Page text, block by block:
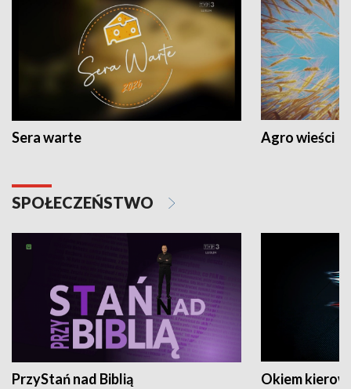
Sera warte Agro wieści
SPOŁECZEŃSTWO
PrzyStań nad Biblią Okiem